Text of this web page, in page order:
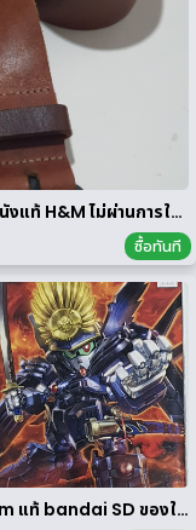
เข็มขัด หนังแท้ H&M ไม่ผ่านการใช้งาน
ซื้อทันที
Gundam แท้ bandai SD ของใหม่